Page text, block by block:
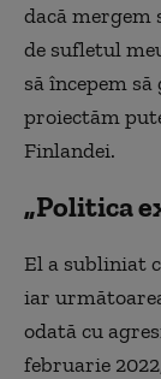
dacă mergem
de sufletul
să începem
proiectăm
Finlandei.
„Politica
El a subliniat
iar
odată cu
februarie